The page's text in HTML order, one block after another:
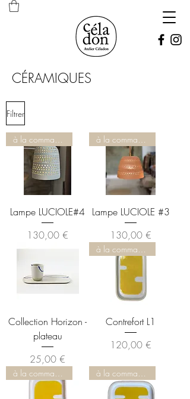
CÉRAMIQUES
Filtrer
à la commande
Lampe LUCIOLE#4
Prix
130,00 €
à la commande
Lampe LUCIOLE #3
Prix
130,00 €
Collection Horizon -
plateau
Prix
25,00 €
à la commande
Contrefort L1
Prix
120,00 €
à la commande à la commande